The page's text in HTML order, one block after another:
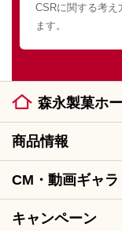
CSRに関する考え
ます。
森永製菓ホ
商品情報
CM・動画ギャラ
キャンペーン